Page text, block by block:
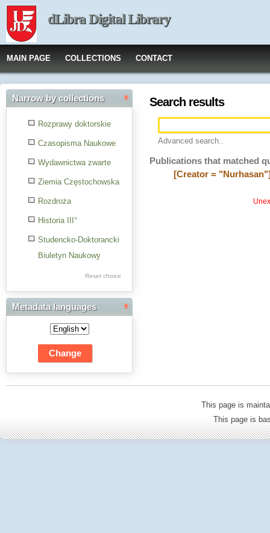
dLibra Digital Library
MAIN PAGE COLLECTIONS CONTACT
Narrow by collections
Rozprawy doktorskie
Czasopisma Naukowe
Wydawnictwa zwarte
Ziemia Częstochowska
Rozdroża
Historia III°
Studencko-Doktorancki
Biuletyn Naukowy
Res Academicae
Science Project Scripts
Biuletyn Informacyjny
WSP w Częstochowie
Reset choice
Metadata languages
Search results
Advanced search..
Publications that matched
[Creator =
This page is
This page is